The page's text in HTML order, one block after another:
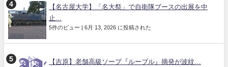
【名古屋大学】「名大祭」で自衛隊ブースの出展を中
止...
5件のビュー | 6月 13, 2026 に投稿された
【吉原】老舗高級ソープ『ルーブル』摘発が波紋…